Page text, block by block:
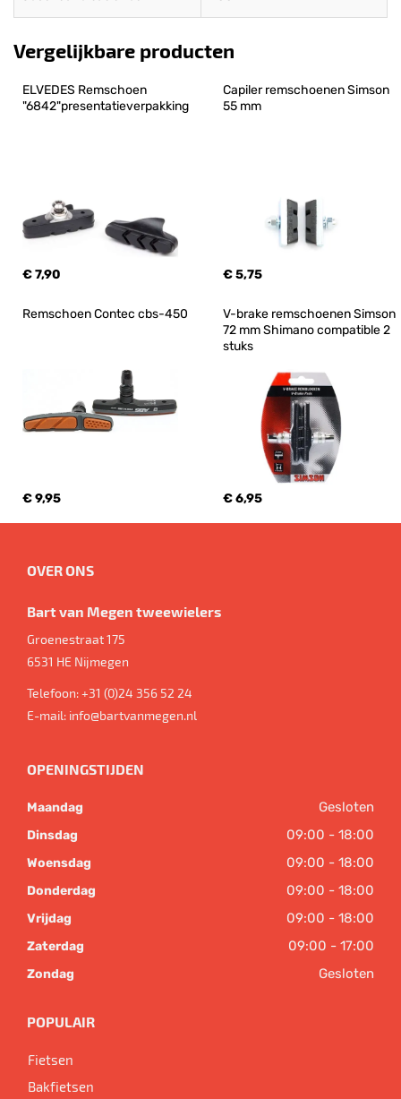
Vergelijkbare producten
ELVEDES Remschoen
"6842"presentatieverpakking
€ 7,90
Capiler remschoenen Simson
55 mm
€ 5,75
Remschoen Contec cbs-450
€ 9,95
V-brake remschoenen Simson
72 mm Shimano compatible 2
stuks
€ 6,95
OVER ONS
Bart van Megen tweewielers
Groenestraat 175
6531 HE Nijmegen
Telefoon:+31 (0)24 356 52 24
E-mail: info@bartvanmegen.nl
OPENINGSTIJDEN
Maandag Gesloten
Dinsdag 09:00 - 18:00
Woensdag 09:00 - 18:00
Donderdag 09:00 - 18:00
Vrijdag 09:00 - 18:00
Zaterdag 09:00 - 17:00
Zondag Gesloten
POPULAIR
Fietsen
Bakfietsen